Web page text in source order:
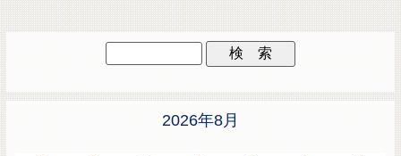
2026年8月